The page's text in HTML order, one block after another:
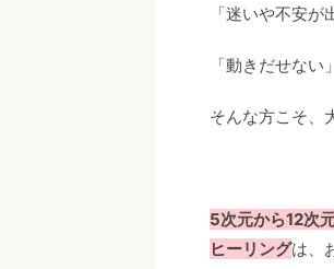
「迷いや不安が
「動きだせない」
そんな方こそ、
5次元から12次
ヒーリングは、